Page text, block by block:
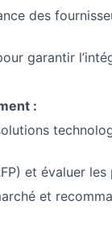
des
garantir
:
et évaluer
et